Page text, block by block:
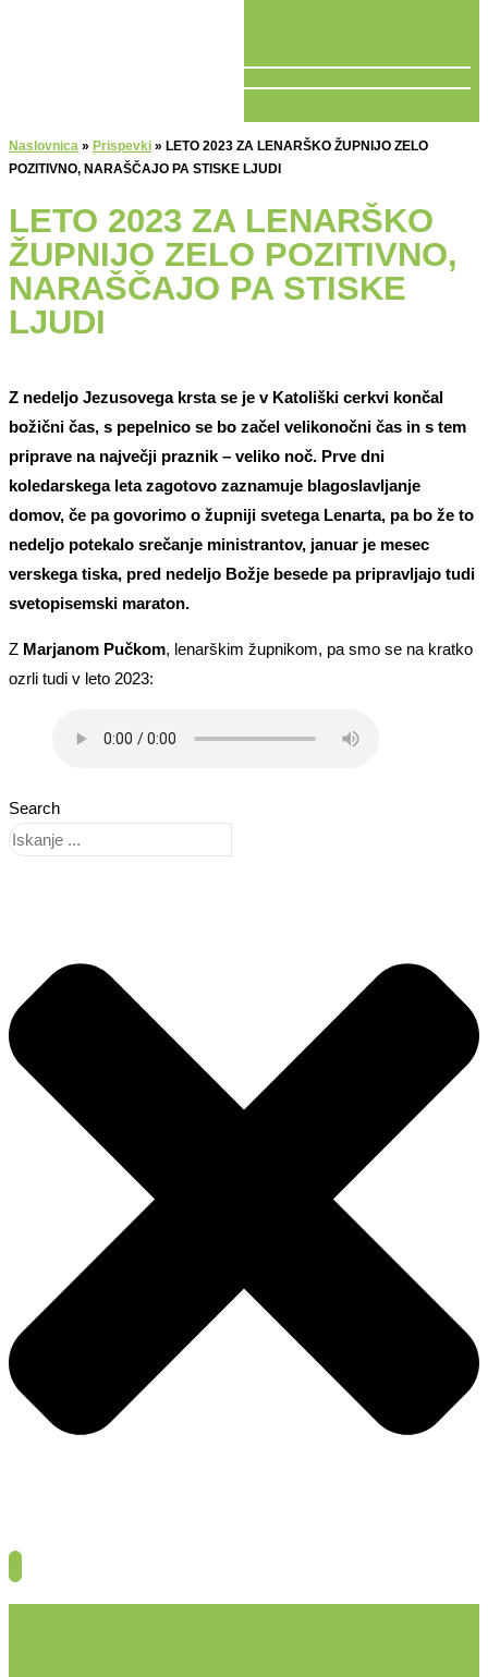
Naslovnica » Prispevki » LETO 2023 ZA LENARŠKO ŽUPNIJO ZELO
POZITIVNO, NARAŠČAJO PA STISKE LJUDI
LETO 2023 ZA LENARŠKO
ŽUPNIJO ZELO POZITIVNO,
NARAŠČAJO PA STISKE
LJUDI
Z nedeljo Jezusovega krsta se je v Katoliški cerkvi končal
božični čas, s pepelnico se bo začel velikonočni čas in s tem
priprave na največji praznik – veliko noč. Prve dni
koledarskega leta zagotovo zaznamuje blagoslavljanje
domov, če pa govorimo o župniji svetega Lenarta, pa bo že to
nedeljo potekalo srečanje ministrantov, januar je mesec
verskega tiska, pred nedeljo Božje besede pa pripravljajo tudi
svetopisemski maraton.
Z Marjanom Pučkom, lenarškim župnikom, pa smo se na kratko
ozrli tudi v leto 2023:
Search